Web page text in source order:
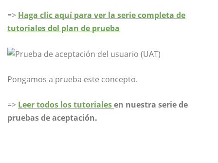
=> Haga clic aquí para ver la serie completa de
tutoriales del plan de prueba
Pongamos a prueba este concepto.
=> Leer todos los tutorialesen nuestra serie de
pruebas de aceptación.